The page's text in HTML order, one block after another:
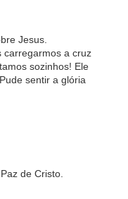
Jesus.
carregarmos a cruz
sozinhos! Ele
sentir a glória
de Cristo.